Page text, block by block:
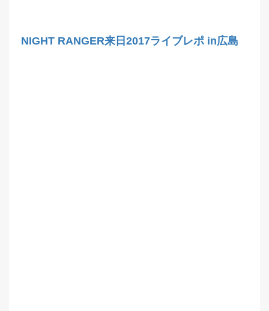
NIGHT RANGER来日2017ライブレポ in広島